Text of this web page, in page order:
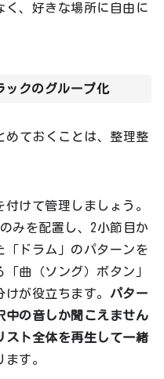
く、好きな場所に自由に
ックのグループ化
めておくことは、整理整
けて管理しましょう。
みを配置し、2小節目か
「ドラム」のパターンを
曲（ソング）ボタン」
が役立ちます。 パター
中の音しか聞こえません
スト全体を再生して一緒
す。